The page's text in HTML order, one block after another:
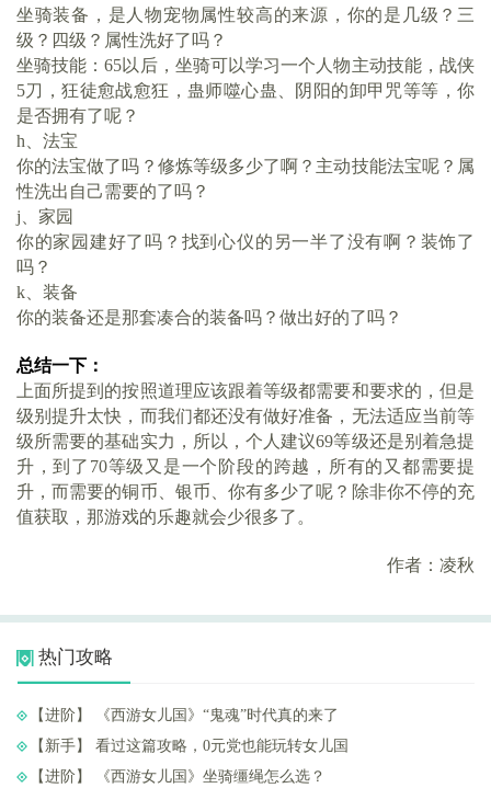
坐骑装备，是人物宠物属性较高的来源，你的是几级？三
级？四级？属性洗好了吗？
坐骑技能：65以后，坐骑可以学习一个人物主动技能，战侠
5刀，狂徒愈战愈狂，蛊师噬心蛊、阴阳的卸甲咒等等，你
是否拥有了呢？
h、法宝
你的法宝做了吗？修炼等级多少了啊？主动技能法宝呢？属
性洗出自己需要的了吗？
j、家园
你的家园建好了吗？找到心仪的另一半了没有啊？装饰了
吗？
k、装备
你的装备还是那套凑合的装备吗？做出好的了吗？
总结一下：
上面所提到的按照道理应该跟着等级都需要和要求的，但是
级别提升太快，而我们都还没有做好准备，无法适应当前等
级所需要的基础实力，所以，个人建议69等级还是别着急提
升，到了70等级又是一个阶段的跨越，所有的又都需要提
升，而需要的铜币、银币、你有多少了呢？除非你不停的充
值获取，那游戏的乐趣就会少很多了。
作者：凌秋
热门攻略
【进阶】 ​《西游女儿国》“鬼魂”时代真的来了
【新手】 ​看过这篇攻略，0元党也能玩转女儿国
【进阶】 ​《西游女儿国》坐骑缰绳怎么选？